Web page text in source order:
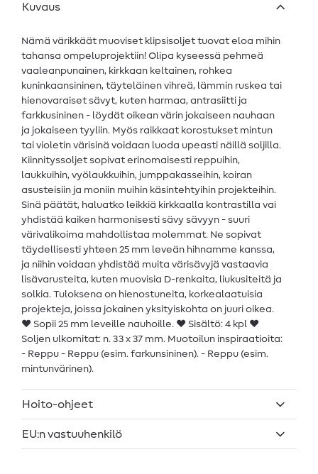
Kuvaus
Nämä värikkäät muoviset klipsisoljet tuovat eloa mihin
tahansa ompeluprojektiin! Olipa kyseessä pehmeä
vaaleanpunainen, kirkkaan keltainen, rohkea
kuninkaansininen, täyteläinen vihreä, lämmin ruskea tai
hienovaraiset sävyt, kuten harmaa, antrasiitti ja
farkkusininen - löydät oikean värin jokaiseen nauhaan
ja jokaiseen tyyliin. Myös raikkaat korostukset mintun
tai violetin värisinä voidaan luoda upeasti näillä soljilla.
Kiinnityssoljet sopivat erinomaisesti reppuihin,
laukkuihin, vyölaukkuihin, jumppakasseihin, koiran
asusteisiin ja moniin muihin käsintehtyihin projekteihin.
Sinä päätät, haluatko leikkiä kirkkaalla kontrastilla vai
yhdistää kaiken harmonisesti sävy sävyyn - suuri
värivalikoima mahdollistaa molemmat. Ne sopivat
täydellisesti yhteen 25 mm leveän hihnamme kanssa,
ja niihin voidaan yhdistää muita värisävyjä vastaavia
lisävarusteita, kuten muovisia D-renkaita, liukusiteitä ja
solkia. Tuloksena on hienostuneita, korkealaatuisia
projekteja, joissa jokainen yksityiskohta on juuri oikea.
♥ Sopii 25 mm leveille nauhoille. ♥ Sisältö: 4 kpl ♥
Soljen ulkomitat: n. 33 x 37 mm. Muotoilun inspiraatioita:
- Reppu - Reppu (esim. farkunsininen). - Reppu (esim.
mintunvärinen).
Hoito-ohjeet
EU:n vastuuhenkilö